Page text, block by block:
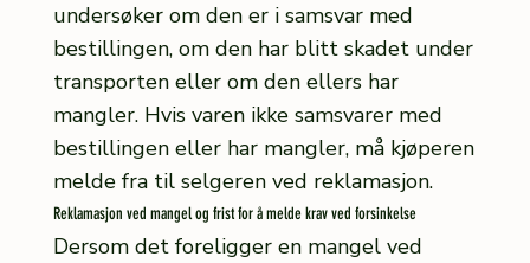
undersøker om den er i samsvar med
bestillingen, om den har blitt skadet under
transporten eller om den ellers har
mangler. Hvis varen ikke samsvarer med
bestillingen eller har mangler, må kjøperen
melde fra til selgeren ved reklamasjon.
Reklamasjon ved mangel og frist for å melde krav ved forsinkelse
Dersom det foreligger en mangel ved